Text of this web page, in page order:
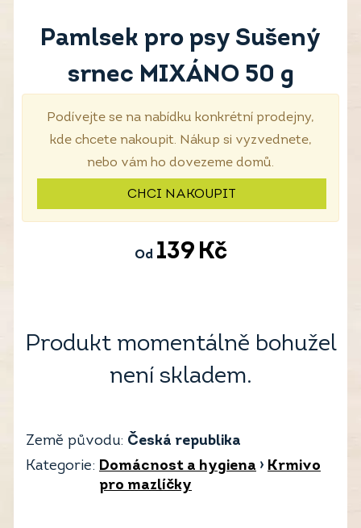
Pamlsek pro psy Sušený
srnec MIXÁNO 50 g
Podívejte se na nabídku konkrétní prodejny,
kde chcete nakoupit. Nákup si vyzvednete,
nebo vám ho dovezeme domů.
CHCI NAKOUPIT
Od 139 Kč
Produkt momentálně bohužel
není skladem.
Země původu: Česká republika
Kategorie: Domácnost a hygiena › Krmivo
pro mazlíčky